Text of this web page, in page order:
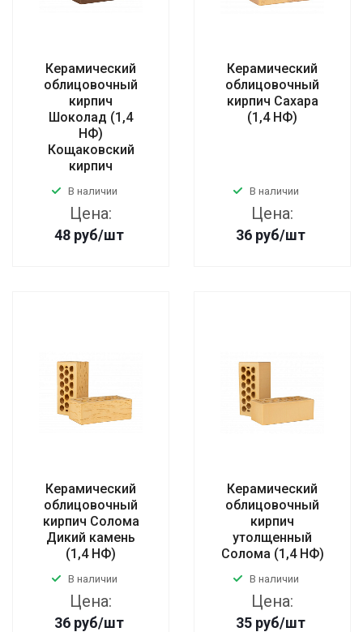
Керамический
облицовочный
кирпич
Шоколад (1,4
НФ)
Кощаковский
кирпич
В наличии
Цена:
48 руб/шт
Керамический
облицовочный
кирпич Сахара
(1,4 НФ)
В наличии
Цена:
36 руб/шт
Керамический
облицовочный
кирпич Солома
Дикий камень
(1,4 НФ)
В наличии
Цена:
36 руб/шт
Керамический
облицовочный
кирпич
утолщенный
Солома (1,4 НФ)
В наличии
Цена:
35 руб/шт